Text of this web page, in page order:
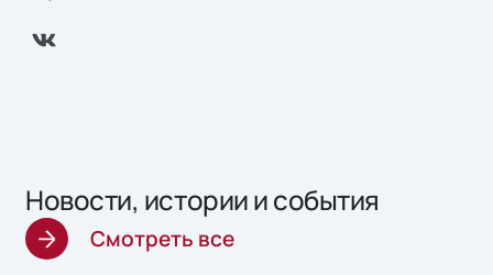
Новости, истории и события
Смотреть все